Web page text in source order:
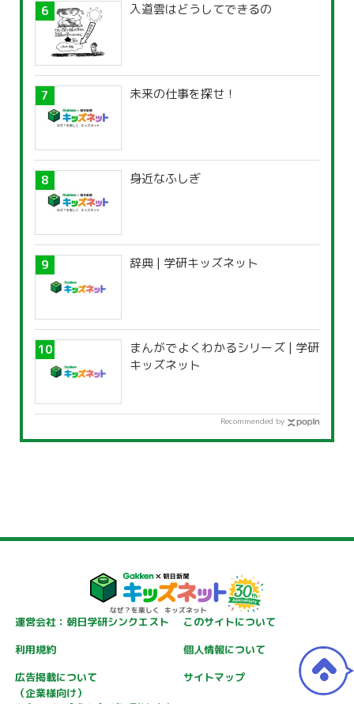
入道雲はどうしてできるの
未来の仕事を探せ！
身近なふしぎ
辞典 | 学研キッズネット
まんがでよくわかるシリーズ | 学研
キッズネット
Recommended by
運営会社：朝日学研シンクエスト
このサイトについて
利用規約
個人情報について
広告掲載について
（企業様向け）
サイトマップ